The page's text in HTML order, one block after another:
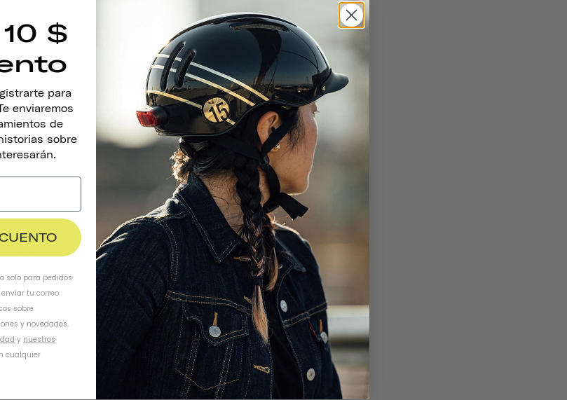
Adhesivos Reflectantes
Y AÑADE UN ELEMENTO EXTRA DE SEGURIDAD
PEGATINAS REFLECTANTES. RESISTENTES A
Y PERMANENTES, NUESTRAS PEGATINAS
TE AYUDARÁN A PERSONALIZAR TU
$
para
enviaremos
de
sobre
solo para pedidos
tu correo
sobre
y novedades.
y nuestros
cualquier